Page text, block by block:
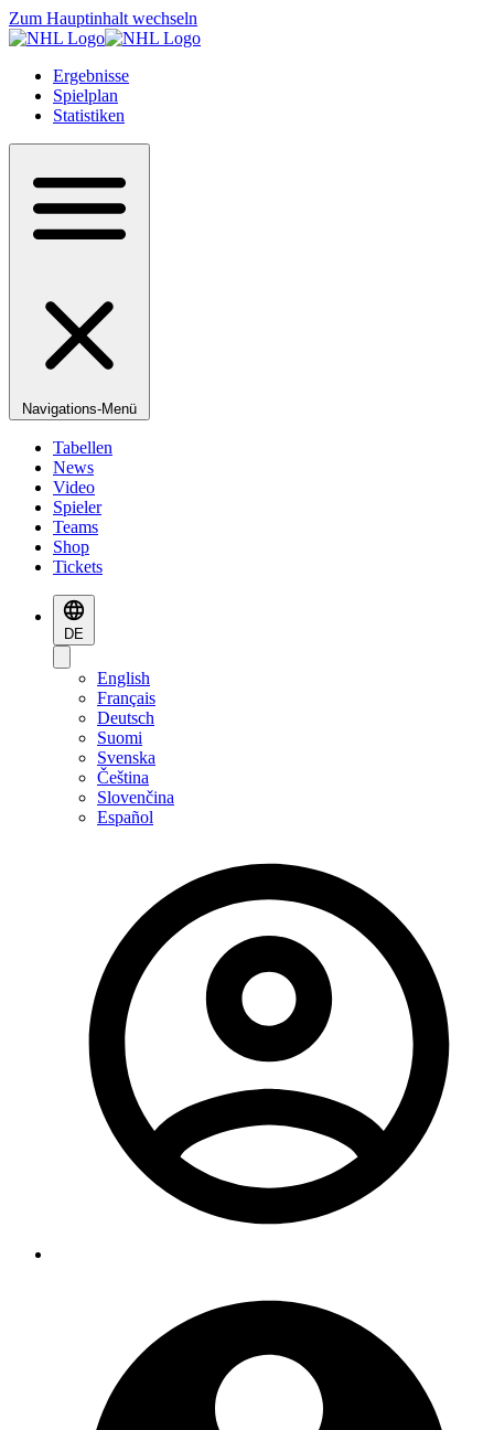
Zum Hauptinhalt wechseln
Ergebnisse
Spielplan
Statistiken
Navigations-Menü
Tabellen
News
Video
Spieler
Teams
Shop
Tickets
DE
English
Français
Deutsch
Suomi
Svenska
Čeština
Slovenčina
Español